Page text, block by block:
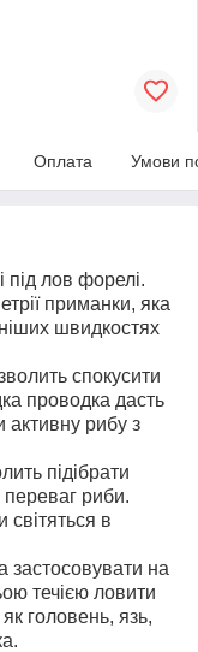
Оплата Умови
лов форелі.
приманки, яка
швидкостях
спокусити
проводка дасть
активну рибу з
підібрати
риби.
світяться в
застосовувати на
течією ловити
головень, язь,